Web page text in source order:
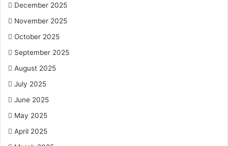
December 2025
November 2025
October 2025
September 2025
August 2025
July 2025
June 2025
May 2025
April 2025